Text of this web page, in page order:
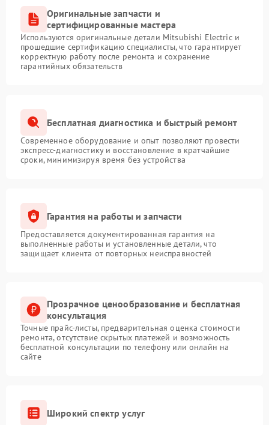
Оригинальные запчасти и
сертифицированные мастера
Используются оригинальные детали Mitsubishi Electric и
прошедшие сертификацию специалисты, что гарантирует
корректную работу после ремонта и сохранение
гарантийных обязательств
Бесплатная диагностика и быстрый ремонт
Современное оборудование и опыт позволяют провести
экспресс-диагностику и восстановление в кратчайшие
сроки, минимизируя время без устройства
Гарантия на работы и запчасти
Предоставляется документированная гарантия на
выполненные работы и установленные детали, что
защищает клиента от повторных неисправностей
Прозрачное ценообразование и бесплатная
консультация
Точные прайс-листы, предварительная оценка стоимости
ремонта, отсутствие скрытых платежей и возможность
бесплатной консультации по телефону или онлайн на
сайте
Широкий спектр услуг